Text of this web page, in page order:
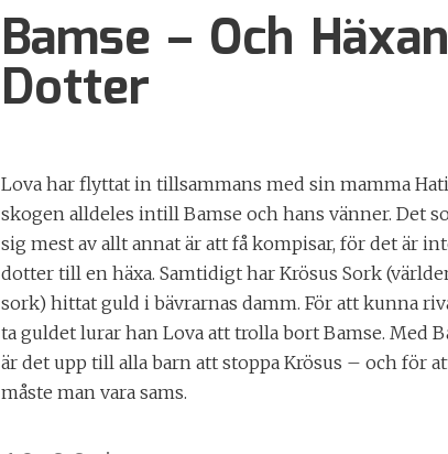
Bamse – Och
Dotter
Lova har flyttat in tillsammans med sin mamma
skogen alldeles intill Bamse och hans vänner. Det
sig mest av allt annat är att få kompisar, för det är
dotter till en häxa. Samtidigt har Krösus Sork
sork) hittat guld i bävrarnas damm. För att kunna
ta guldet lurar han Lova att trolla bort Bamse. Med
är det upp till alla barn att stoppa Krösus – och för
måste man vara sams.